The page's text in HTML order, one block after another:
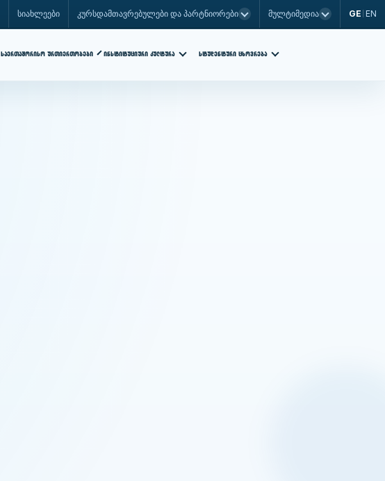
სიახლეები კურსდამთავრებულები და პარტნიორები მულტიმედია GE EN
ᲡᲐᲔᲠᲗᲐᲨᲝᲠᲘᲡᲝ ᲣᲠᲗᲘᲔᲠᲗᲝᲑᲔᲑᲘ ᲘᲜᲡᲢᲘᲢᲣᲪᲘᲣᲠᲘ ᲙᲣᲚᲢᲣᲠᲐ ᲡᲢᲣᲓᲔᲜᲢᲣᲠᲘ ᲪᲮᲝᲕᲠᲔᲑᲐ